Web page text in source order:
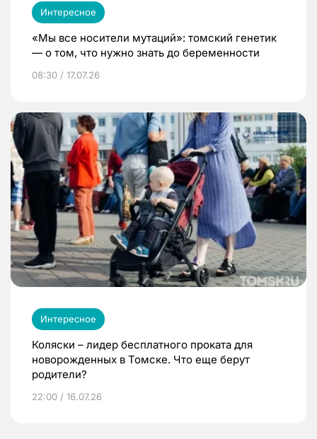
Интересное
«Мы все носители мутаций»: томский генетик
— о том, что нужно знать до беременности
08:30 / 17.07.26
Интересное
Коляски – лидер бесплатного проката для
новорожденных в Томске. Что еще берут
родители?
22:00 / 16.07.26